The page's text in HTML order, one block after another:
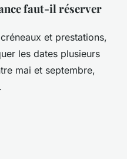
faut-il réserver
et prestations,
les dates plusieurs
mai et septembre,